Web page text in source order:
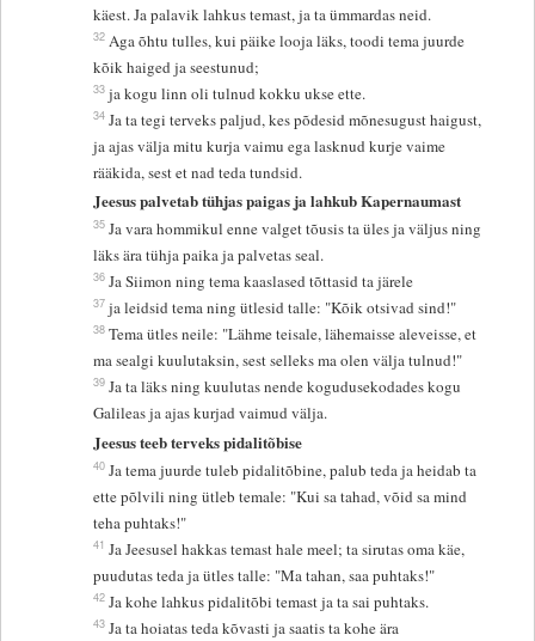
käest. Ja palavik lahkus temast, ja ta ümmardas neid.
32 Aga õhtu tulles, kui päike looja läks, toodi tema juurde
kõik haiged ja seestunud;
33 ja kogu linn oli tulnud kokku ukse ette.
34 Ja ta tegi terveks paljud, kes põdesid mõnesugust haigust,
ja ajas välja mitu kurja vaimu ega lasknud kurje vaime
rääkida, sest et nad teda tundsid.
Jeesus palvetab tühjas paigas ja lahkub Kapernaumast
35 Ja vara hommikul enne valget tõusis ta üles ja väljus ning
läks ära tühja paika ja palvetas seal.
36 Ja Siimon ning tema kaaslased tõttasid ta järele
37 ja leidsid tema ning ütlesid talle: "Kõik otsivad sind!"
38 Tema ütles neile: "Lähme teisale, lähemaisse aleveisse, et
ma sealgi kuulutaksin, sest selleks ma olen välja tulnud!"
39 Ja ta läks ning kuulutas nende kogudusekodades kogu
Galileas ja ajas kurjad vaimud välja.
Jeesus teeb terveks pidalitõbise
40 Ja tema juurde tuleb pidalitõbine, palub teda ja heidab ta
ette põlvili ning ütleb temale: "Kui sa tahad, võid sa mind
teha puhtaks!"
41 Ja Jeesusel hakkas temast hale meel; ta sirutas oma käe,
puudutas teda ja ütles talle: "Ma tahan, saa puhtaks!"
42 Ja kohe lahkus pidalitõbi temast ja ta sai puhtaks.
43 Ja ta hoiatas teda kõvasti ja saatis ta kohe ära